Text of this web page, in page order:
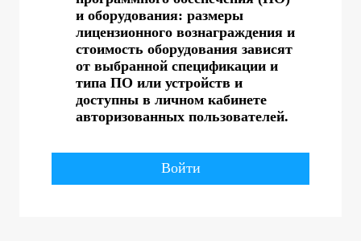
и оборудования: размеры
лицензионного вознаграждения и
стоимость оборудования зависят
от выбранной спецификации и
типа ПО или устройств и
доступны в личном кабинете
авторизованных пользователей.
Войти